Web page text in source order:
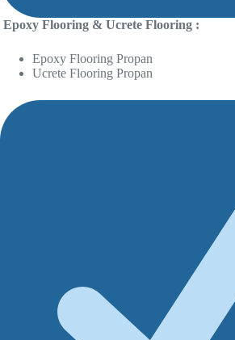
Epoxy Flooring & Ucrete Flooring :
Epoxy Flooring Propan
Ucrete Flooring Propan